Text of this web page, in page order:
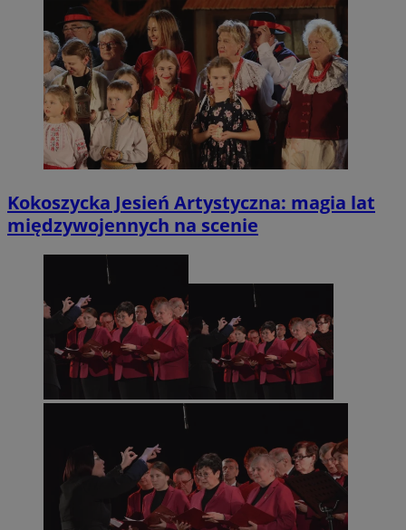
Kokoszycka Jesień Artystyczna: magia lat
międzywojennych na scenie